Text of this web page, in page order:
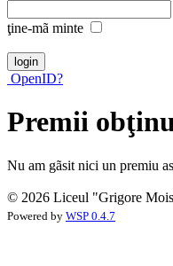
ţine-mã minte
OpenID?
Premii
Nu am gãsit nici un premiu
© 2026 Liceul "Grigore
Powered by WSP 0.4.7